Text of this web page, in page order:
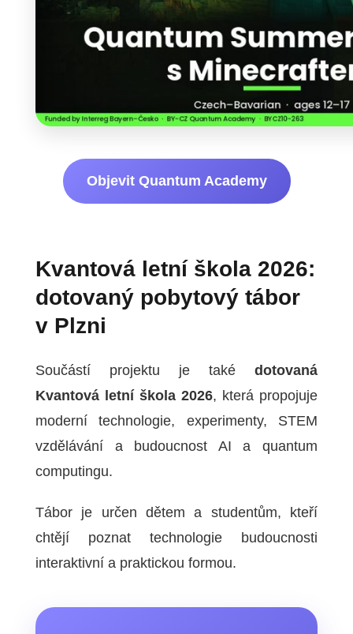
Objevit Quantum Academy
Kvantová letní škola 2026:
dotovaný pobytový tábor
v Plzni
Součástí projektu je také dotovaná
Kvantová letní škola 2026, která propojuje
moderní technologie, experimenty, STEM
vzdělávání a budoucnost AI a quantum
computingu.
Tábor je určen dětem a studentům, kteří
chtějí poznat technologie budoucnosti
interaktivní a praktickou formou.